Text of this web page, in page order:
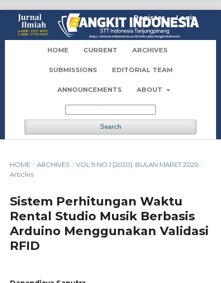
HOME CURRENT ARCHIVES
SUBMISSIONS EDITORIAL TEAM
ANNOUNCEMENTS ABOUT
Search
Register Login
HOME / ARCHIVES / VOL 9 NO 1 (2020): BULAN MARET 2020 /
Articles
Sistem Perhitungan Waktu
Rental Studio Musik Berbasis
Arduino Menggunakan Validasi
RFID